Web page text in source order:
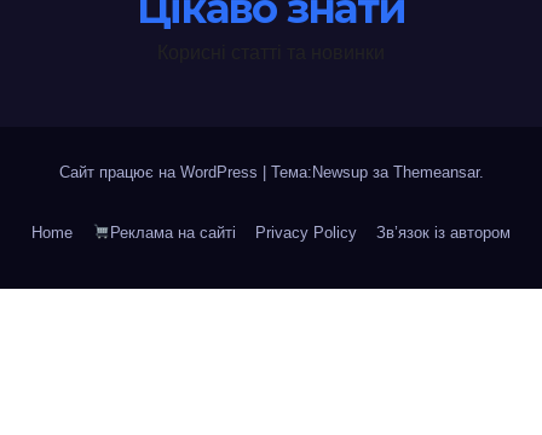
Сайт працює на WordPress Тема:Newsup за Themeansar.
Home Реклама на сайті Privacy Policy Зв’язок із автором